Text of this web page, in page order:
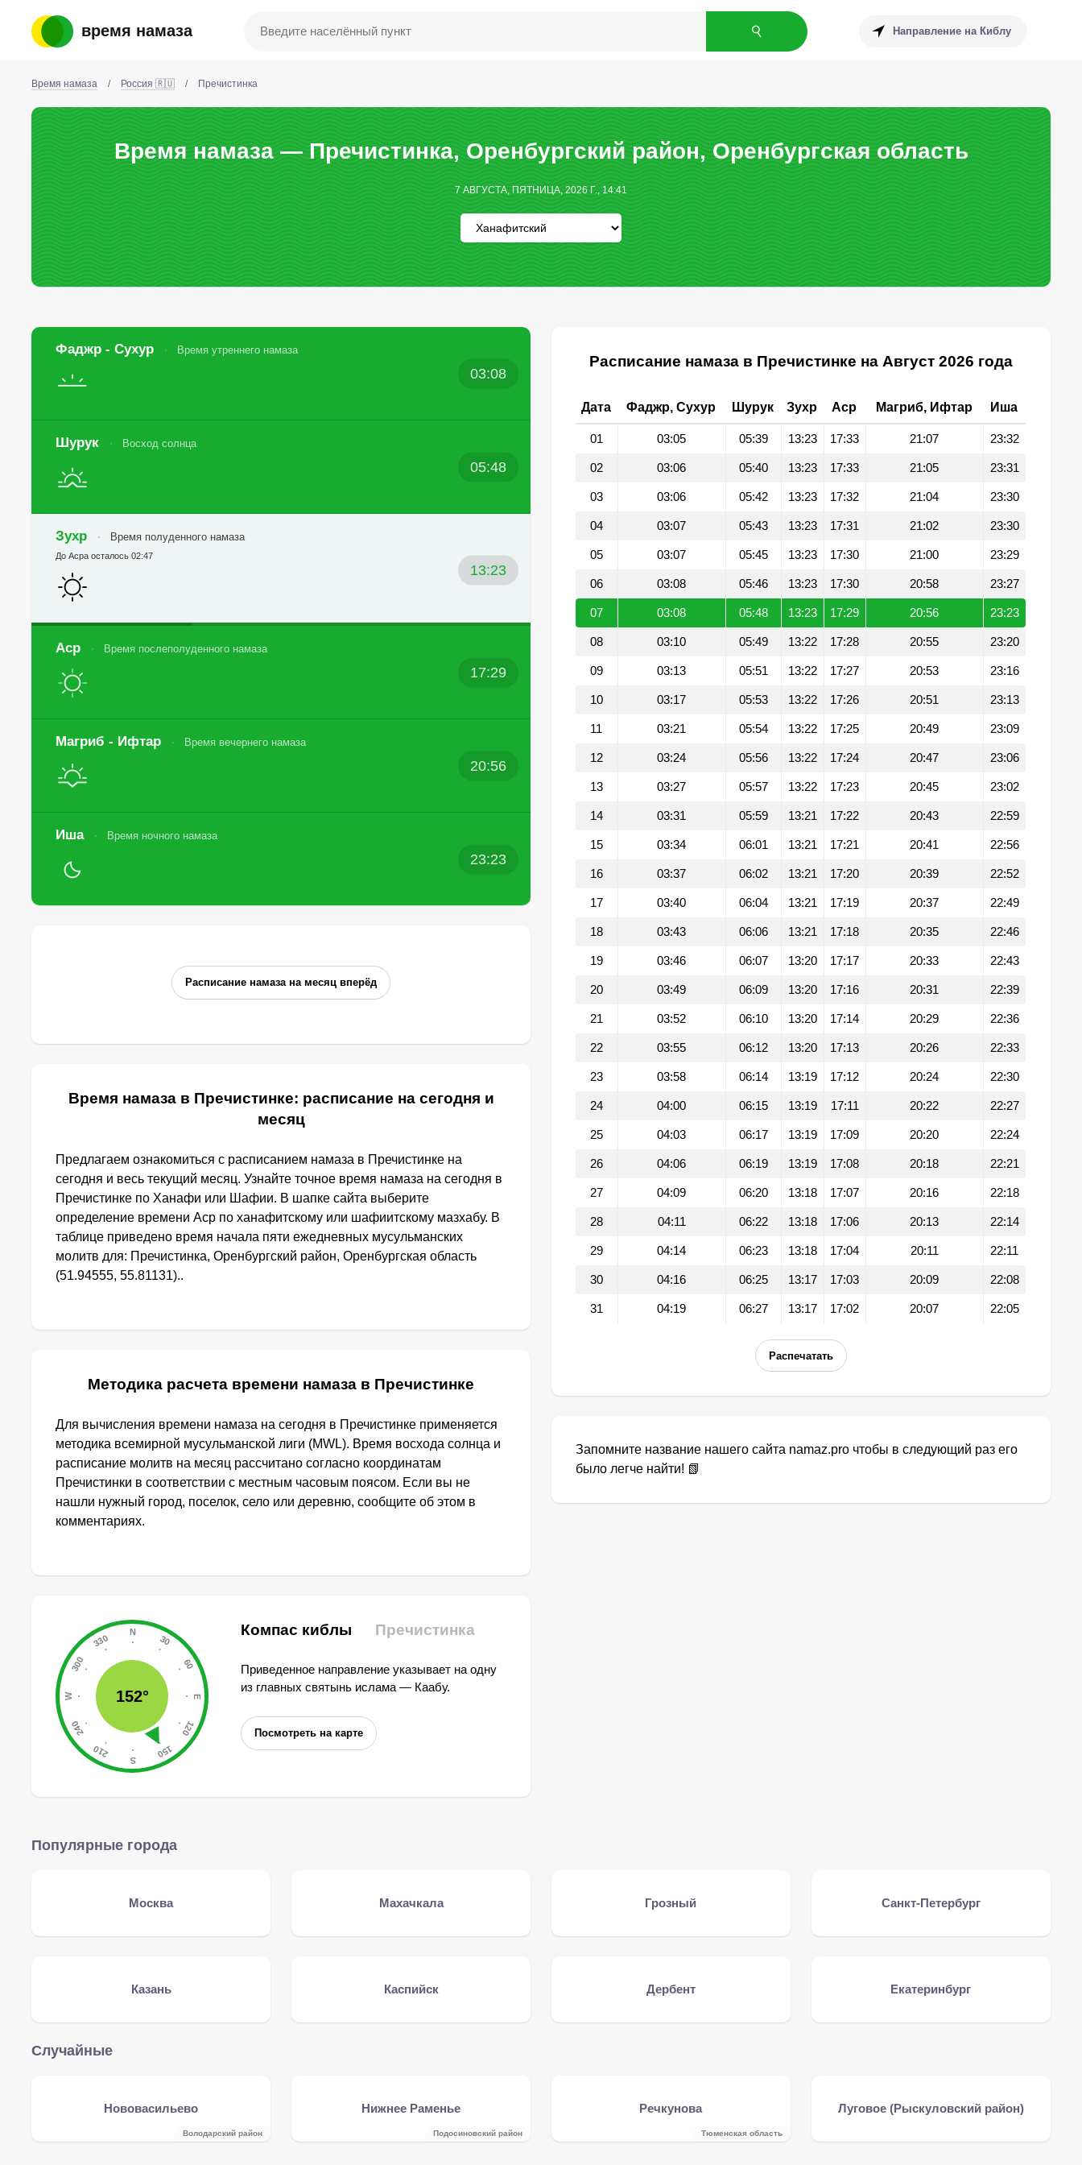
время намаза Направление на Киблу
Время намаза / Россия 🇷🇺 / Пречистинка
Время намаза — Пречистинка, Оренбургский район, Оренбургская область
7 АВГУСТА, ПЯТНИЦА, 2026 Г., 14:41
Фаджр - Сухур Время утреннего намаза
03:08
Шурук Восход солнца
05:48
Зухр Время полуденного намаза
13:23
До Асра осталось 02:47
Аср Время послеполуденного намаза
17:29
Магриб - Ифтар Время вечернего намаза
20:56
Иша Время ночного намаза
23:23
Расписание намаза на месяц вперёд
Время намаза в Пречистинке: расписание на сегодня и
месяц
Предлагаем ознакомиться с расписанием намаза в Пречистинке на
сегодня и весь текущий месяц. Узнайте точное время намаза на сегодня в
Пречистинке по Ханафи или Шафии. В шапке сайта выберите
определение времени Аср по ханафитскому или шафиитскому мазхабу. В
таблице приведено время начала пяти ежедневных мусульманских
молитв для: Пречистинка, Оренбургский район, Оренбургская область
(51.94555, 55.81131)..
Методика расчета времени намаза в Пречистинке
Для вычисления времени намаза на сегодня в Пречистинке применяется
методика всемирной мусульманской лиги (MWL). Время восхода солнца и
расписание молитв на месяц рассчитано согласно координатам
Пречистинки в соответствии с местным часовым поясом. Если вы не
нашли нужный город, поселок, село или деревню, сообщите об этом в
комментариях.
152°
Компас киблы Пречистинка
Приведенное направление указывает на одну
из главных святынь ислама — Каабу.
Посмотреть на карте
Расписание намаза в Пречистинке на Август 2026 года
Дата Фаджр, Сухур Шурук Зухр Аср Магриб, Ифтар Иша
01 03:05 05:39 13:23 17:33 21:07 23:32
02 03:06 05:40 13:23 17:33 21:05 23:31
03 03:06 05:42 13:23 17:32 21:04 23:30
04 03:07 05:43 13:23 17:31 21:02 23:30
05 03:07 05:45 13:23 17:30 21:00 23:29
06 03:08 05:46 13:23 17:30 20:58 23:27
07 03:08 05:48 13:23 17:29 20:56 23:23
08 03:10 05:49 13:22 17:28 20:55 23:20
09 03:13 05:51 13:22 17:27 20:53 23:16
10 03:17 05:53 13:22 17:26 20:51 23:13
11 03:21 05:54 13:22 17:25 20:49 23:09
12 03:24 05:56 13:22 17:24 20:47 23:06
13 03:27 05:57 13:22 17:23 20:45 23:02
14 03:31 05:59 13:21 17:22 20:43 22:59
15 03:34 06:01 13:21 17:21 20:41 22:56
16 03:37 06:02 13:21 17:20 20:39 22:52
17 03:40 06:04 13:21 17:19 20:37 22:49
18 03:43 06:06 13:21 17:18 20:35 22:46
19 03:46 06:07 13:20 17:17 20:33 22:43
20 03:49 06:09 13:20 17:16 20:31 22:39
21 03:52 06:10 13:20 17:14 20:29 22:36
22 03:55 06:12 13:20 17:13 20:26 22:33
23 03:58 06:14 13:19 17:12 20:24 22:30
24 04:00 06:15 13:19 17:11 20:22 22:27
25 04:03 06:17 13:19 17:09 20:20 22:24
26 04:06 06:19 13:19 17:08 20:18 22:21
27 04:09 06:20 13:18 17:07 20:16 22:18
28 04:11 06:22 13:18 17:06 20:13 22:14
29 04:14 06:23 13:18 17:04 20:11 22:11
30 04:16 06:25 13:17 17:03 20:09 22:08
31 04:19 06:27 13:17 17:02 20:07 22:05
Распечатать
Запомните название нашего сайта namaz.pro чтобы в следующий раз его
было легче найти! 📗
Популярные города
Москва Махачкала Грозный Санкт-Петербург
Казань Каспийск Дербент Екатеринбург
Случайные
Нововасильево
Володарский район
Нижнее Раменье
Подосиновский район
Речкунова
Тюменская область
Луговое (Рыскуловский район)